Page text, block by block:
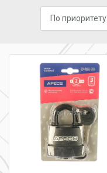
По приоритету